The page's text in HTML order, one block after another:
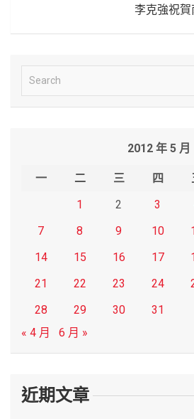
李克強祝
e
2012 年 5 月
一 二 三 四
1
2 3
7
8 9 10
14
15 16 17
21
22 23 24
28
29 30
31
« 4 月
6 月 »
近期文章